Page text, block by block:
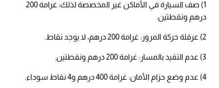
1) صف السيارة في الأماكن غير المخصصة لذلك:
غرامة 200
درهم ونقطتين.
2) عرقلة حركة المرور: غرامة 200 درهم، لا يوجد نقاط.
3) عدم التقيد بالمسار: غرامة 200 درهم ونقطتين.
4) عدم وضع حزام الأمان: غرامة 400 درهم و4 نقاط سوداء.